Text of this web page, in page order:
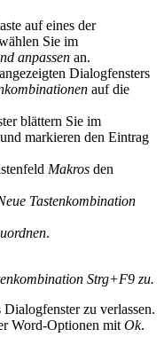
auf eines der
Sie im
anpassen an.
Dialogfensters
auf die
blättern Sie im
markieren den Eintrag
Makros den
Tastenkombination
.
Strg+F9 zu.
Dialogfenster zu verlassen.
Word-Optionen mit Ok.